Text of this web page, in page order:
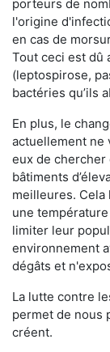
porteurs de
l'origine
en cas de
Tout ceci est dû
(leptospirose,
bactéries qu’ils
En plus, le
actuellement ne
eux de chercher
bâtiments
meilleures.
une
limiter leur
environnement
dégâts et
La lutte contre
permet de nous
créent.